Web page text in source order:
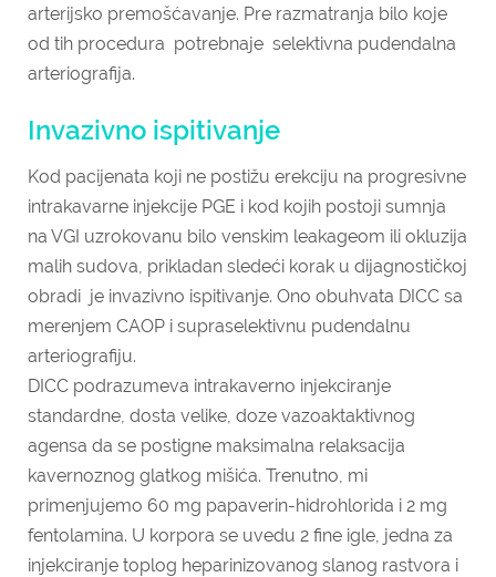
arterijsko premošćavanje. Pre razmatranja bilo koje
od tih procedura potrebnaje selektivna pudendalna
arteriografija.
Invazivno ispitivanje
Kod pacijenata koji ne postižu erekciju na progresivne
intrakavarne injekcije PGE i kod kojih postoji sumnja
na VGI uzrokovanu bilo venskim leakageom ili okluzija
malih sudova, prikladan sledeći korak u dijagnostičkoj
obradi je invazivno ispitivanje. Ono obuhvata DICC sa
merenjem CAOP i supraselektivnu pudendalnu
arteriografiju.
DICC podrazumeva intrakaverno injekciranje
standardne, dosta velike, doze vazoaktaktivnog
agensa da se postigne maksimalna relaksacija
kavernoznog glatkog mišića. Trenutno, mi
primenjujemo 60 mg papaverin-hidrohlorida i 2 mg
fentolamina. U korpora se uvedu 2 fine igle, jedna za
injekciranje toplog heparinizovanog slanog rastvora i